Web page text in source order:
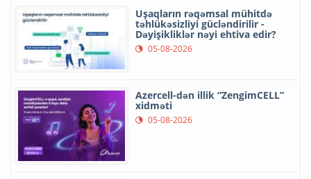
Uşaqların rəqəmsal mühitdə
təhlükəsizliyi gücləndirilir -
Dəyişikliklər nəyi ehtiva edir?
05-08-2026
Azercell-dən illik “ZengimCELL”
xidməti
05-08-2026